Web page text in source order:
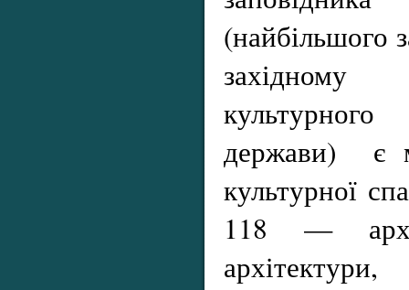
(найбільшого
західному
держави) є
культурної
118 —